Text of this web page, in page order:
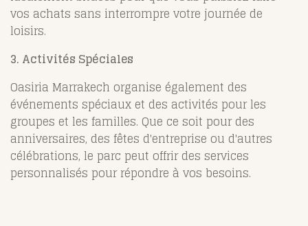
vos achats sans interrompre votre journée de
loisirs.
3. Activités Spéciales
Oasiria Marrakech organise également des
événements spéciaux et des activités pour les
groupes et les familles. Que ce soit pour des
anniversaires, des fêtes d'entreprise ou d'autres
célébrations, le parc peut offrir des services
personnalisés pour répondre à vos besoins.